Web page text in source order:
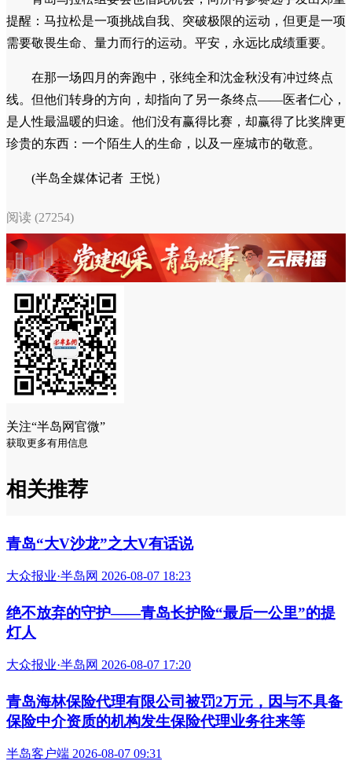
事后，当朋友们纷纷在社交媒体上晒出完赛奖牌和证书
时，沈金秋坦言，心里确实“咯噔了一下”。但她表示，“虽然
没能冲过终点线，却协助组委会挽救了一条生命，值了！真的
没有遗憾！”
沈金秋提到，自己长期坚持跑步，并因此专门考取了国际
救护证书，平日里经常给跑团的伙伴们讲解心肺复苏和胸外按
压的知识。这次在赛道上第一时间察觉到跑友的不适，并毫不
本能。”而作为医生的张纯全，面对纷至沓来的赞誉，更是显
得平静而谦逊。当他和妻子救人的事迹在“医者跑团”和各大跑
是淡淡地说：“大家真的过誉了。说句实在话，任何一名医生
那个地点，做了应该做的事，生命大于一切！”
致敬：一块特殊的奖牌
青岛马拉松组委会在得知这一感人事迹后，迅速联系到张
纯全和沈金秋夫妇，向他们表示了最诚挚的感谢。4月26日，
举，传递赛道内外的正能量，组委会向张纯全和沈金秋夫妇颁
发感谢状和完赛礼包，同时赠予两人次年青岛马拉松的2027年
的参赛名额，以此弥补他们今年未能完赛的遗憾。”青马爱跑